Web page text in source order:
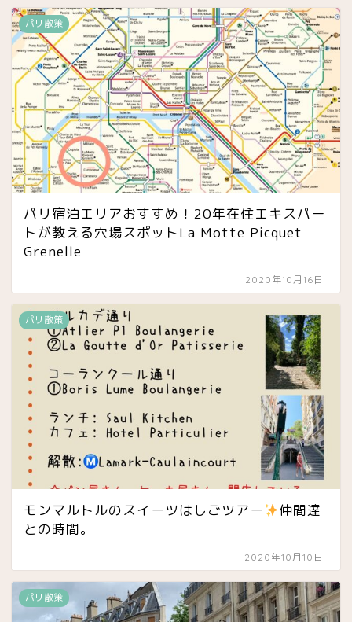
パリ散策
パリ宿泊エリアおすすめ！20年在住エキスパー
トが教える穴場スポットLa Motte Picquet
Grenelle
2020年10月16日
パリ散策
モンマルトルのスイーツはしごツアー
仲間達
との時間。
2020年10月10日
パリ散策